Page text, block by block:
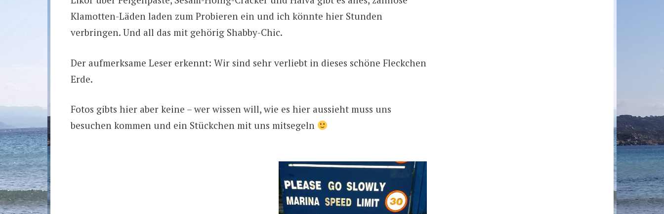
Klamotten-Läden laden zum Probieren ein und ich könnte hier Stunden
verbringen. Und all das mit gehörig Shabby-Chic.
Der aufmerksame Leser erkennt: Wir sind sehr verliebt in dieses schöne Fleckchen
Erde.
Fotos gibts hier aber keine – wer wissen will, wie es hier aussieht muss uns
besuchen kommen und ein Stückchen mit uns mitsegeln